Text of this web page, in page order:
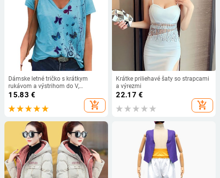
Dámske letné tričko s krátkym
rukávom a výstrihom do V,
motýľovou potlačou, ležérne, voľné,
15.83 €
add_shopping_cart
Krátke priliehavé šaty so strapcami
a výrezmi
22.17 €
add_shopping_cart